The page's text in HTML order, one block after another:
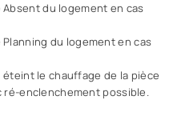
du logement en cas
du logement en cas
le chauffage de la pièce
enclenchement possible.